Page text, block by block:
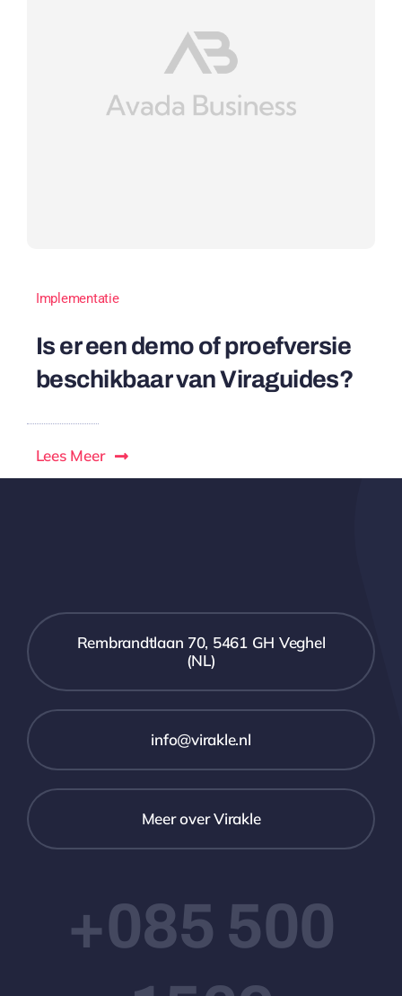
Implementatie
Is er een demo of proefversie
beschikbaar van Viraguides?
Lees Meer
Rembrandtlaan 70, 5461 GH Veghel
(NL)
info@virakle.nl
Meer over Virakle
+085 500